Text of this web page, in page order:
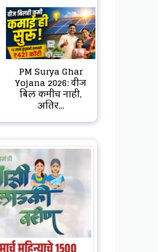
PM Surya Ghar
Yojana 2026: वीज
बिल कमीच नाही,
अतिर...